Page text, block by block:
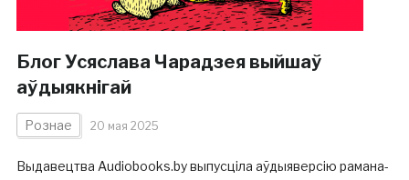
Блог Усяслава Чарадзея выйшаў
аўдыякнігай
Рознае 20 мая 2025
Выдавецтва Audiobooks.by выпусціла аўдыяверсію рамана-